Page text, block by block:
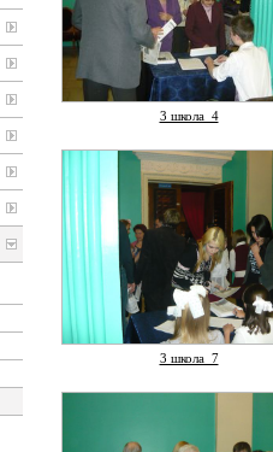
3 школа_4
3 школа_7